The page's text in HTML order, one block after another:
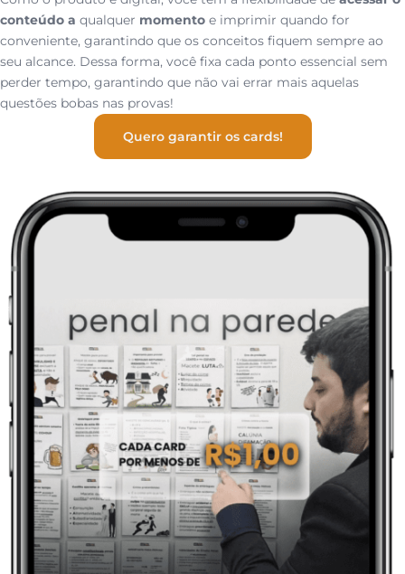
conteúdo a qualquer momento e imprimir quando for
conveniente, garantindo que os conceitos fiquem sempre ao
seu alcance. Dessa forma, você fixa cada ponto essencial sem
perder tempo, garantindo que não vai errar mais aquelas
questões bobas nas provas!
Quero garantir os cards!